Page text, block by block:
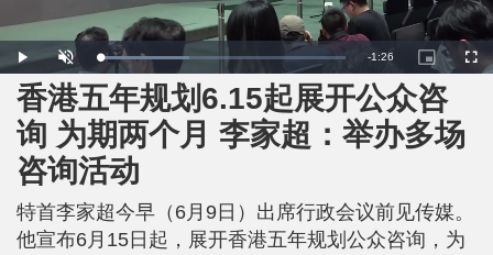
P
l
a
y
U
n
m
u
t
e
L
o
a
d
e
d
:
3
6
R
e
m
n
-1:26
P
i
c
t
u
e
-
c
t
F
u
香港五年规划6.15起展开公众咨
询 为期两个月 李家超：举办多场
咨询活动
特首李家超今早（6月9日）出席行政会议前见传媒。
他宣布6月15日起，展开香港五年规划公众咨询，为